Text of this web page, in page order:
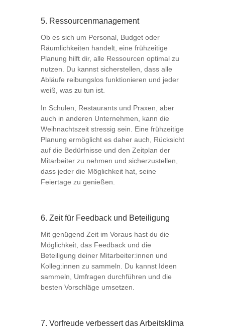
5. Ressourcenmanagement
Ob es sich um Personal, Budget oder
Räumlichkeiten handelt, eine frühzeitige
Planung hilft dir, alle Ressourcen optimal zu
nutzen. Du kannst sicherstellen, dass alle
Abläufe reibungslos funktionieren und jeder
weiß, was zu tun ist.
In Schulen, Restaurants und Praxen, aber
auch in anderen Unternehmen, kann die
Weihnachtszeit stressig sein. Eine frühzeitige
Planung ermöglicht es daher auch, Rücksicht
auf die Bedürfnisse und den Zeitplan der
Mitarbeiter zu nehmen und sicherzustellen,
dass jeder die Möglichkeit hat, seine
Feiertage zu genießen.
6. Zeit für Feedback und Beteiligung
Mit genügend Zeit im Voraus hast du die
Möglichkeit, das Feedback und die
Beteiligung deiner Mitarbeiter:innen und
Kolleg:innen zu sammeln. Du kannst Ideen
sammeln, Umfragen durchführen und die
besten Vorschläge umsetzen.
7. Vorfreude verbessert das Arbeitsklima